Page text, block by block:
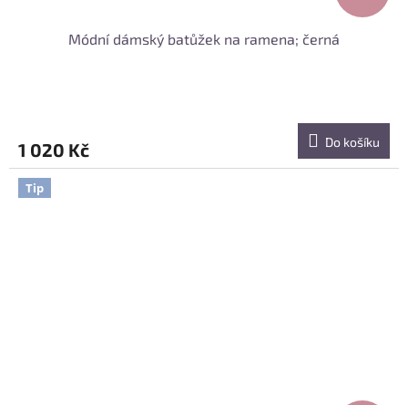
Módní dámský batůžek na ramena; černá
1 020 Kč Do košíku
Tip